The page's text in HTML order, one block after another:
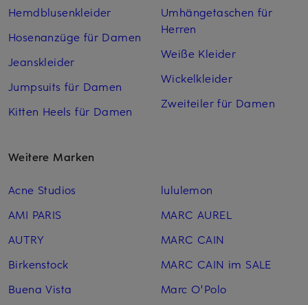
Hemdblusenkleider
Hosenanzüge für Damen
Jeanskleider
Jumpsuits für Damen
Kitten Heels für Damen
Umhängetaschen für
Herren
Weiße Kleider
Wickelkleider
Zweiteiler für Damen
Weitere Marken
Acne Studios
AMI PARIS
AUTRY
Birkenstock
Buena Vista
lululemon
MARC AUREL
MARC CAIN
MARC CAIN im SALE
Marc O'Polo